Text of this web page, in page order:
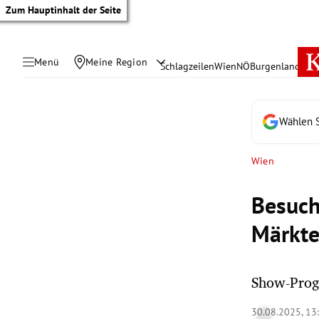
Zum Hauptinhalt der Seite
Menü Meine Region SchlagzeilenWienNÖBurgenland
Wählen
Wien
Show-
30.08.2025,